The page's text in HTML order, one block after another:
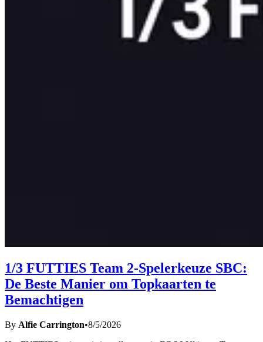
1/3 FUTTIES Team 2-Spelerkeuze SBC:
De Beste Manier om Topkaarten te
Bemachtigen
By Alfie Carrington•8/5/2026